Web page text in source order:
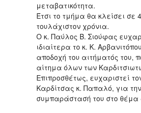
μεταβατικότητα.
Έτσι το τμήμα θα κλείσει σε 4
τουλάχιστον χρόνια.
Ο κ. Παύλος Β. Σιούφας
ιδιαίτερα το κ. Κ.
αποδοχή του αιτήματός του,
αίτημα όλων των
Επιπροσθέτως, ευχαριστεί
Καρδίτσας κ. Παπαλό, για
συμπαράστασή του στο θέμα